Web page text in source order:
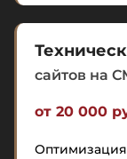
сайтов на
от 20 000